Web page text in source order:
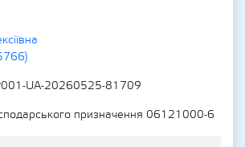
UA-20260525-81709
призначення 06121000-6